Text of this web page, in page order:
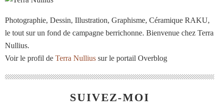
Photographie, Dessin, Illustration, Graphisme, Céramique RAKU,
le tout sur un fond de campagne berrichonne. Bienvenue chez Terra
Nullius.
Voir le profil de Terra Nullius sur le portail Overblog
SUIVEZ-MOI